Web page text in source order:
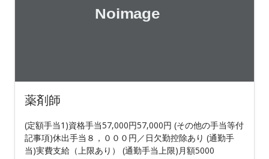
薬剤師
(定額手当1)資格手当57,000円57,000円 (その他の手当等付
記事項)休出手当８，０００円／日欠勤控除あり (通勤手
当)実費支給（上限あり） (通勤手当上限)月額5000